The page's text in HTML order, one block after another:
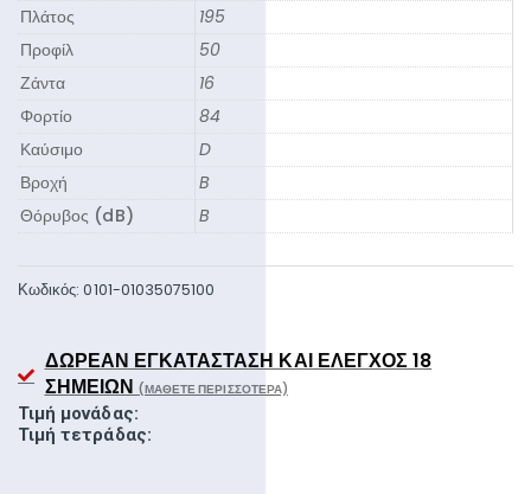
Πλάτος
195
Προφίλ
50
Ζάντα
16
Φορτίο
84
Καύσιμο
D
Βροχή
B
Θόρυβος (dB)
B
Κωδικός:0101-01035075100
ΔΩΡΕΆΝ ΕΓΚΑΤΆΣΤΑΣΗ ΚΑΙ ΈΛΕΓΧΟΣ 18
ΣΗΜΕΊΩΝ (ΜΆΘΕΤΕ ΠΕΡΙΣΣΌΤΕΡΑ)
Τιμή μονάδας:
Τιμή τετράδας: